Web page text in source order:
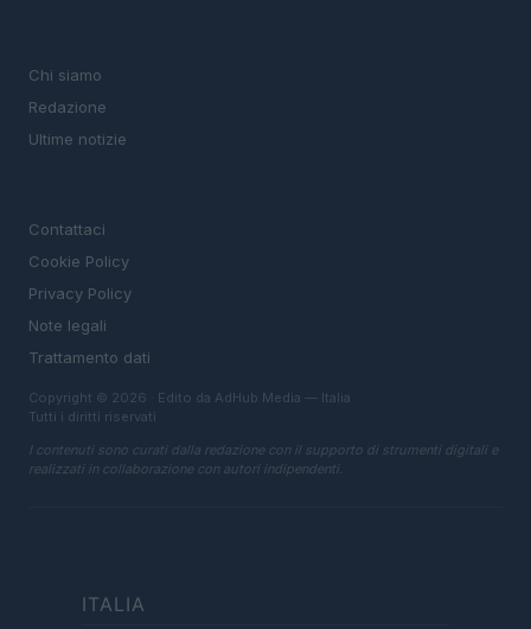
Chi siamo
Redazione
Ultime notizie
Contattaci
Cookie Policy
Privacy Policy
Note legali
Trattamento dati
Copyright © 2026 · Edito da AdHub Media — Italia
Tutti i diritti riservati
I contenuti sono curati dalla redazione con il supporto di strumenti digitali e
realizzati in collaborazione con autori indipendenti.
ITALIA